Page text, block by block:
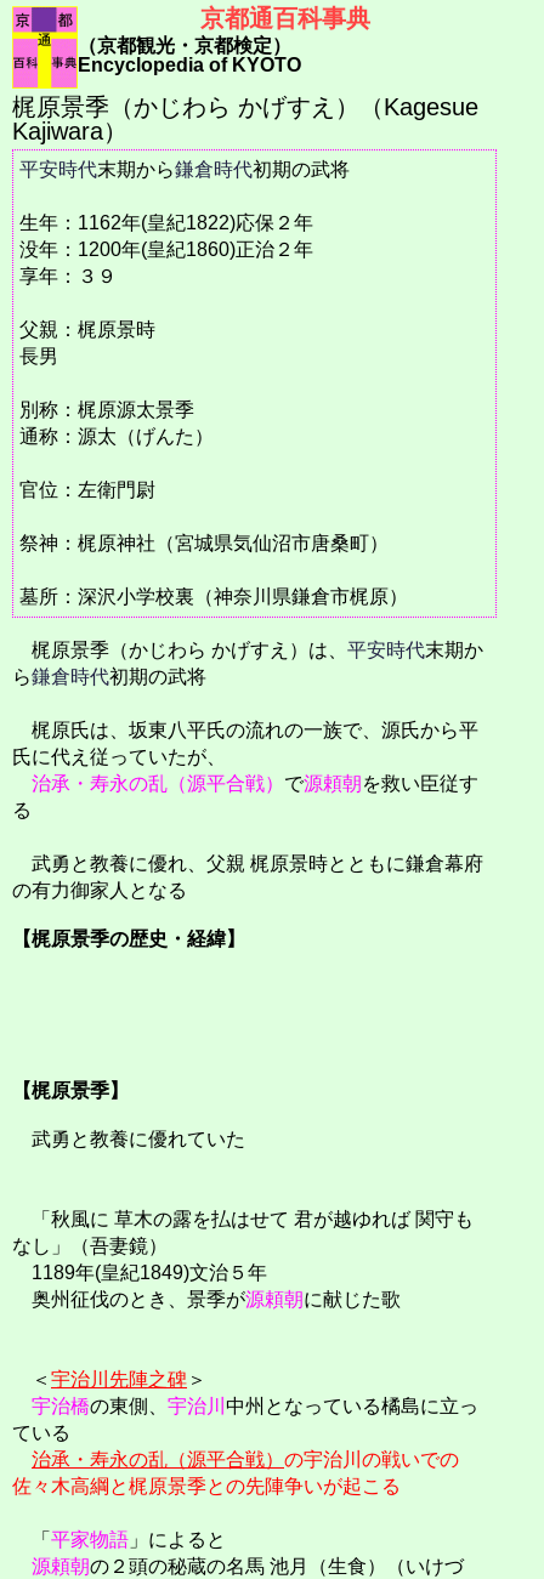
京都通百科事典
（京都観光・京都検定）
Encyclopedia of KYOTO
梶原景季（かじわら かげすえ）（Kagesue
Kajiwara）
平安時代末期から鎌倉時代初期の武将
生年：1162年(皇紀1822)応保２年
没年：1200年(皇紀1860)正治２年
享年：３９
父親：梶原景時
長男
別称：梶原源太景季
通称：源太（げんた）
官位：左衛門尉
祭神：梶原神社（宮城県気仙沼市唐桑町）
墓所：深沢小学校裏（神奈川県鎌倉市梶原）
梶原景季（かじわら かげすえ）は、 平安時代末期か
ら鎌倉時代初期の武将
梶原氏は、坂東八平氏の流れの一族で、源氏から平
氏に代え従っていたが、
治承・寿永の乱（源平合戦） で源頼朝を救い臣従す
る
武勇と教養に優れ、父親 梶原景時とともに鎌倉幕府
の有力御家人となる
【梶原景季の歴史・経緯】
【梶原景季】
武勇と教養に優れていた
「秋風に 草木の露を払はせて 君が越ゆれば 関守も
なし」（吾妻鏡）
1189年(皇紀1849)文治５年
奥州征伐のとき、景季が源頼朝に献じた歌
＜ 宇治川先陣之碑 ＞
宇治橋の東側、 宇治川 中州となっている橘島に立っ
ている
治承・寿永の乱（源平合戦） の宇治川の戦いでの
佐々木高綱と梶原景季との先陣争いが起こる
「 平家物語 」によると
源頼朝の２頭の秘蔵の名馬 池月（生食）（いけづ